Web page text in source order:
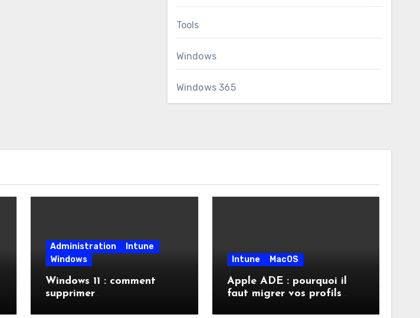
Tools
Windows
Windows 365
Administration
Intune
Windows
Windows 11 : comment
supprimer
Intune MacOS
Apple ADE : pourquoi il
faut migrer vos profils